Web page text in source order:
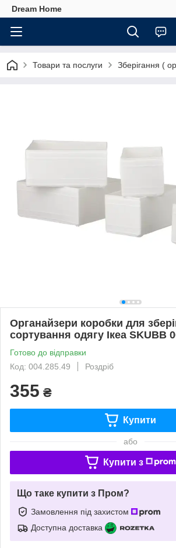
Dream Home
Товари та послуги Зберігання (
Органайзери коробки для
сортування одягу Ікеа SKUBB
Готово до відправки
Код: 004.285.49
Роздріб
355 ₴
Купити
або
Купити з
Що таке купити з Пром?
Замовлення під захистом
Доступна доставка